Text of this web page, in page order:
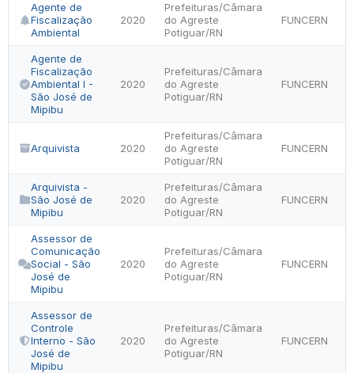
Agente de
Fiscalização
Ambiental
2020
Prefeituras/Câmara
do Agreste
Potiguar/RN
FUNCERN
Agente de
Fiscalização
Ambiental I -
São José de
Mipibu
2020
Prefeituras/Câmara
do Agreste
Potiguar/RN
FUNCERN
Arquivista 2020
Prefeituras/Câmara
do Agreste
Potiguar/RN
FUNCERN
Arquivista -
São José de
Mipibu
2020
Prefeituras/Câmara
do Agreste
Potiguar/RN
FUNCERN
Assessor de
Comunicação
Social - São
José de
Mipibu
2020
Prefeituras/Câmara
do Agreste
Potiguar/RN
FUNCERN
Assessor de
Controle
Interno - São
José de
Mipibu
2020
Prefeituras/Câmara
do Agreste
Potiguar/RN
FUNCERN